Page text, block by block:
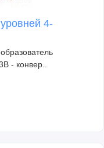
4-
- конвер..